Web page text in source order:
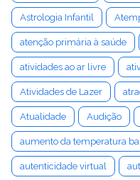
Astrologia Infantil
atenção primária à saúde
atividades ao ar livre
Atividades de Lazer
Atualidade Audição
aumento da temperatura
autenticidade virtual